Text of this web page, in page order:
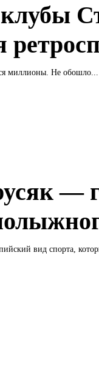
миллионы. Не обошло...
—
вид спорта,